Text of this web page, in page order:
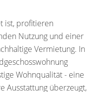
ist, profitieren
Nutzung und einer
Vermietung. In
Wohnqualität - eine
Ausstattung überzeugt,